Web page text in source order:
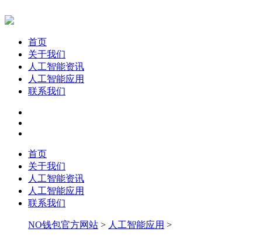
首页
关于我们
人工智能资讯
人工智能应用
联系我们
首页
关于我们
人工智能资讯
人工智能应用
联系我们
NO钱包官方网站 > 人工智能应用 >